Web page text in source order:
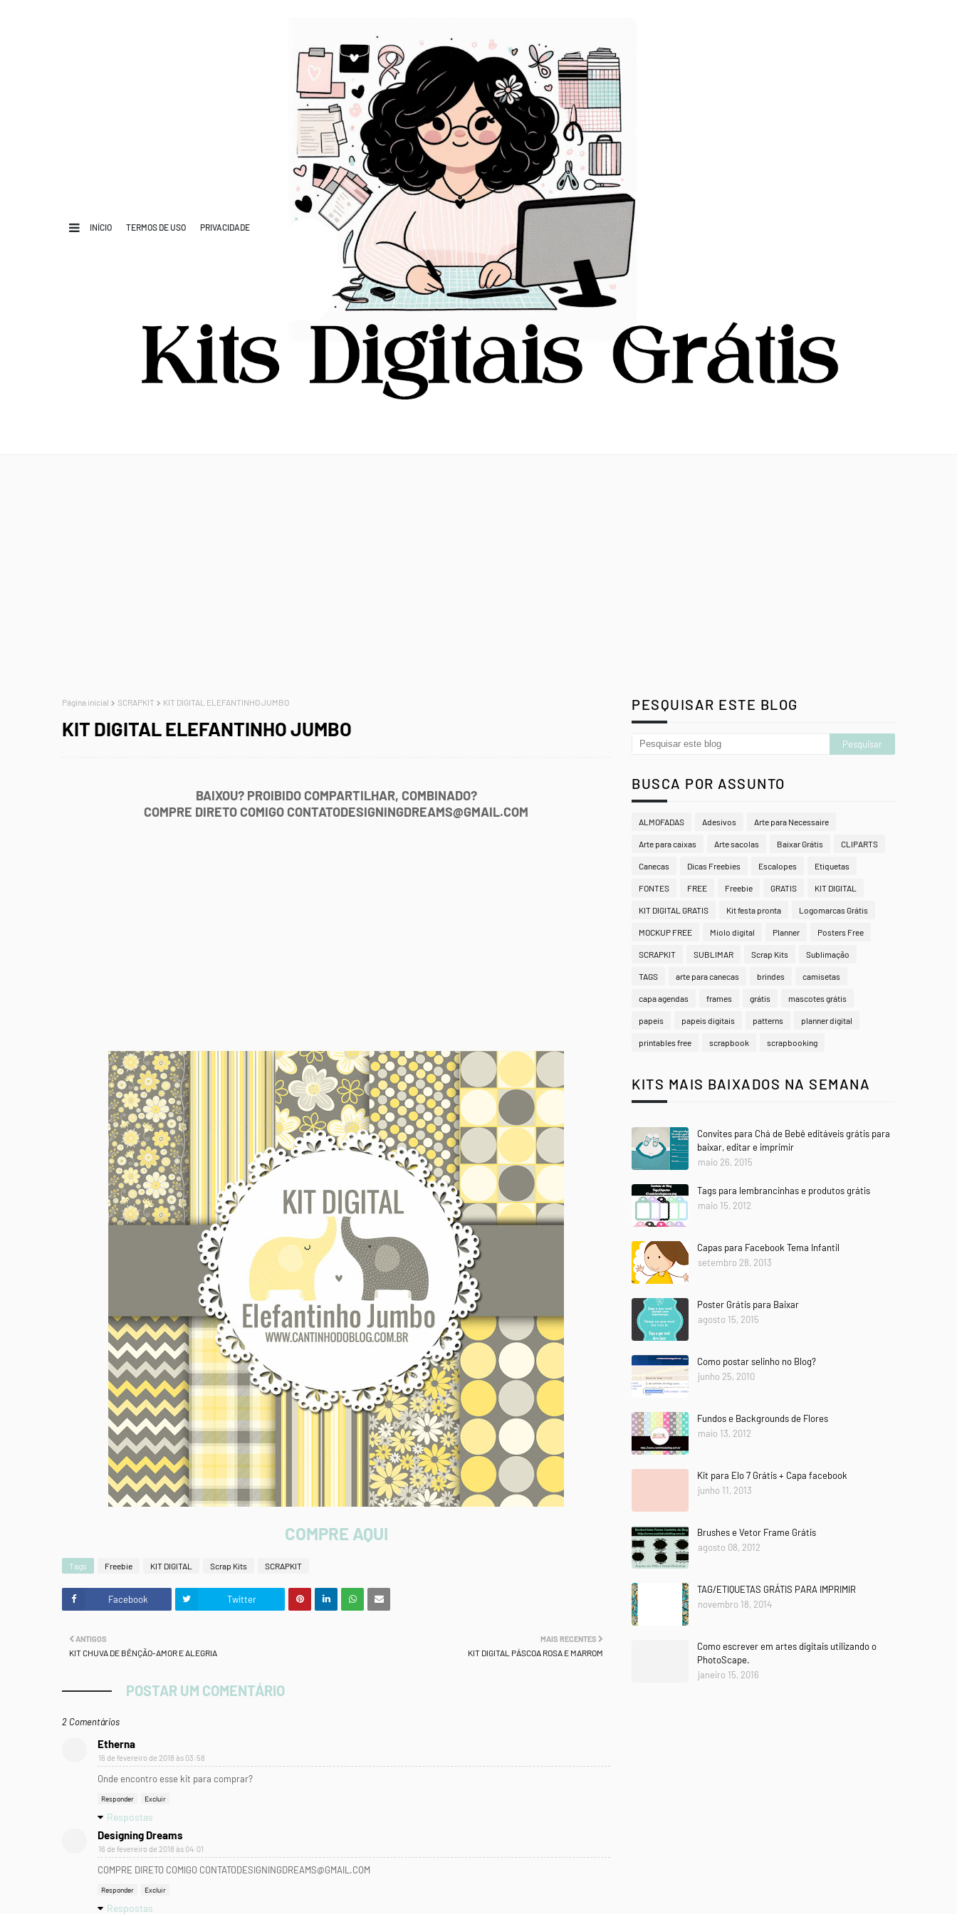
INÍCIO TERMOS DE USO PRIVACIDADE
Página inicial SCRAPKIT KIT DIGITAL ELEFANTINHO JUMBO
KIT DIGITAL ELEFANTINHO JUMBO
BAIXOU? PROIBIDO COMPARTILHAR, COMBINADO?
COMPRE DIRETO COMIGO CONTATODESIGNINGDREAMS@GMAIL.COM
COMPRE AQUI
Tags Freebie KIT DIGITAL Scrap Kits SCRAPKIT
Facebook Twitter
MAIS RECENTES
KIT DIGITAL PÁSCOA ROSA E MARROM
ANTIGOS
KIT CHUVA DE BÊNÇÃO-AMOR E ALEGRIA
POSTAR UM COMENTÁRIO
2 Comentários
Etherna
16 de fevereiro de 2018 às 03:58
Onde encontro esse kit para comprar?
Responder Excluir
Respostas
Designing Dreams
16 de fevereiro de 2018 às 04:01
COMPRE DIRETO COMIGO CONTATODESIGNINGDREAMS@GMAIL.COM
Responder Excluir
Respostas
PESQUISAR ESTE BLOG
BUSCA POR ASSUNTO
ALMOFADAS Adesivos Arte para Necessaire
Arte para caixas Arte sacolas Baixar Grátis CLIPARTS
Canecas Dicas Freebies Escalopes Etiquetas
FONTES FREE Freebie GRATIS KIT DIGITAL
KIT DIGITAL GRATIS Kit festa pronta Logomarcas Grátis
MOCKUP FREE Miolo digital Planner Posters Free
SCRAPKIT SUBLIMAR Scrap Kits Sublimação
TAGS arte para canecas brindes camisetas
capa agendas frames grátis mascotes grátis
papeis papeis digitais patterns planner digital
printables free scrapbook scrapbooking
KITS MAIS BAIXADOS NA SEMANA
Convites para Chá de Bebê editáveis grátis para
baixar, editar e imprimir
maio 26, 2015
Tags para lembrancinhas e produtos grátis
maio 15, 2012
Capas para Facebook Tema Infantil
setembro 28, 2013
Poster Grátis para Baixar
agosto 15, 2015
Como postar selinho no Blog?
junho 25, 2010
Fundos e Backgrounds de Flores
maio 13, 2012
Kit para Elo 7 Grátis + Capa facebook
junho 11, 2013
Brushes e Vetor Frame Grátis
agosto 08, 2012
TAG/ETIQUETAS GRÁTIS PARA IMPRIMIR
novembro 18, 2014
Como escrever em artes digitais utilizando o
PhotoScape.
janeiro 15, 2016